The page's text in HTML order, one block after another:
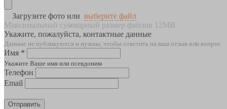
Загрузите фото или выберите файл
Максимальный суммарный размер файлов 12MB
Укажите, пожалуйста, контактные данные
Данные не публикуются и нужны, чтобы ответить на ваш отзыв или вопрос
Имя *
Укажите Ваше имя или псевдоним
Телефон
Email
Отправить